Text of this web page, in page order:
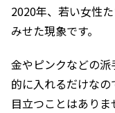
2020年、若い女性
みせた現象です。
金やピンクなどの
的に入れるだけな
目立つことはありま